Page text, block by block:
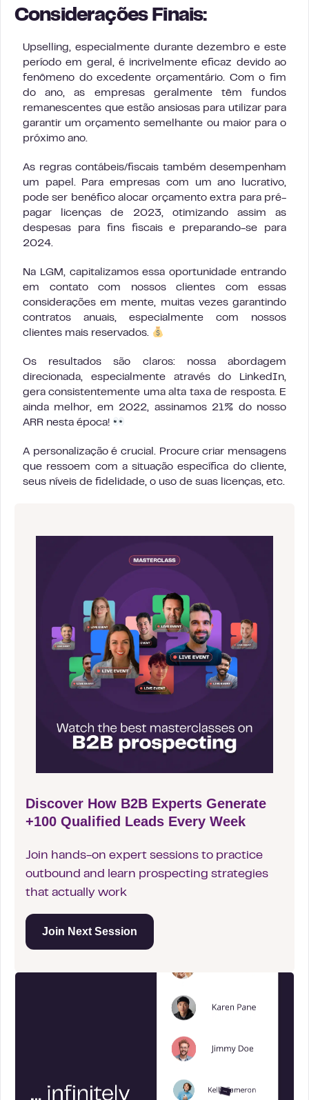
Considerações Finais:
Upselling, especialmente durante dezembro e este
período em geral, é incrivelmente eficaz devido ao
fenômeno do excedente orçamentário. Com o fim
do ano, as empresas geralmente têm fundos
remanescentes que estão ansiosas para utilizar para
garantir um orçamento semelhante ou maior para o
próximo ano.
As regras contábeis/fiscais também desempenham
um papel. Para empresas com um ano lucrativo,
pode ser benéfico alocar orçamento extra para pré-
pagar licenças de 2023, otimizando assim as
despesas para fins fiscais e preparando-se para
2024.
Na LGM, capitalizamos essa oportunidade entrando
em contato com nossos clientes com essas
considerações em mente, muitas vezes garantindo
contratos anuais, especialmente com nossos
clientes mais reservados.
Os resultados são claros: nossa abordagem
direcionada, especialmente através do LinkedIn,
gera consistentemente uma alta taxa de resposta. E
ainda melhor, em 2022, assinamos 21% do nosso
ARR nesta época!
A personalização é crucial. Procure criar mensagens
que ressoem com a situação específica do cliente,
seus níveis de fidelidade, o uso de suas licenças, etc.
Discover How B2B Experts Generate
+100 Qualified Leads Every Week
Join hands-on expert sessions to practice
outbound and learn prospecting strategies
that actually work
Join Next Session